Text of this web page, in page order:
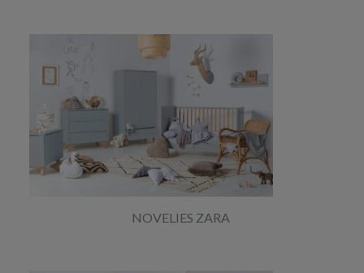
NOVELIES ZARA